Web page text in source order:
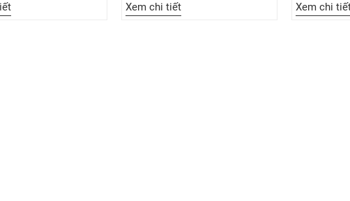
Xem chi tiết Xem chi tiết